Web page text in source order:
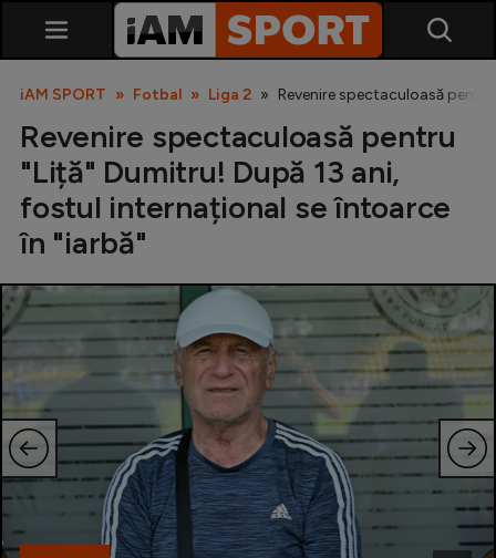
SuperLiga
Liga 2
Cupa României
Echipa Națională
U21
Fotbal feminin
Special
iAM SPORT Fotbal Liga 2 Revenire spectaculoasă
Revenire spectaculoasă pentru
"Liță" Dumitru! După 13 ani,
fostul internațional se întoarce
în "iarbă"